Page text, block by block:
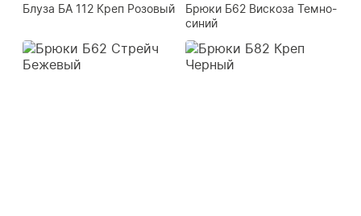
Блуза БА 112 Креп Розовый
Брюки Б62 Вискоза Темно-
синий